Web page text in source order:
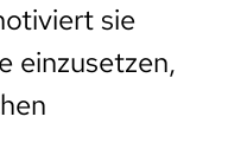
sie
einzusetzen,